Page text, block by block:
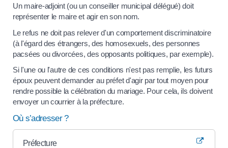
Un maire-adjoint (ou un conseiller municipal délégué) doit
représenter le maire et agir en son nom.
Le refus ne doit pas relever d'un comportement discriminatoire
(à l'égard des étrangers, des homosexuels, des personnes
pacsées ou divorcées, des opposants politiques, par exemple).
Si l'une ou l'autre de ces conditions n'est pas remplie, les futurs
époux peuvent demander au préfet d'agir par tout moyen pour
rendre possible la célébration du mariage. Pour cela, ils doivent
envoyer un courrier à la préfecture.
Où s’adresser ?
Préfecture